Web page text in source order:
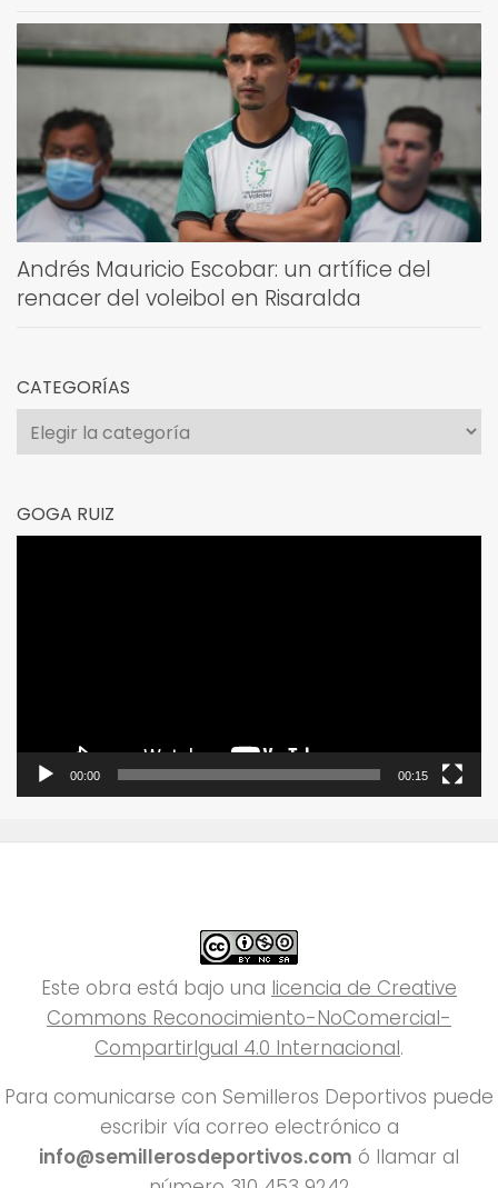
Andrés Mauricio Escobar: un artífice del
renacer del voleibol en Risaralda
CATEGORÍAS
Categorías
GOGA RUIZ
00:00 00:15
Este obra está bajo una licencia de Creative
Commons Reconocimiento-NoComercial-
CompartirIgual 4.0 Internacional.
Para comunicarse con Semilleros Deportivos puede
escribir vía correo electrónico a
info@semillerosdeportivos.com ó llamar al